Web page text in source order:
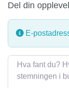
Del din
E-
Omtale